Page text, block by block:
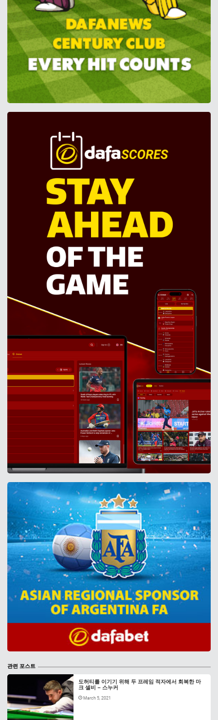
관련 포스트
도허티를 이기기 위해 두 프레임 적자에서 회복한 마
크 셀비 – 스누커
March 5, 2021